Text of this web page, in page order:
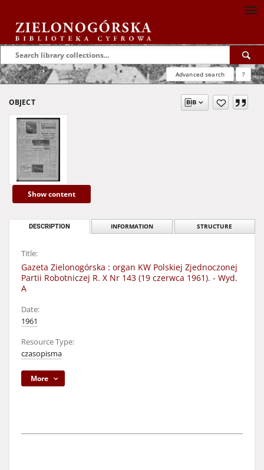
Advanced search ?
OBJECT
Show content
DESCRIPTION INFORMATION STRUCTURE
Title:
Gazeta Zielonogórska : organ KW Polskiej Zjednoczonej
Partii Robotniczej R. X Nr 143 (19 czerwca 1961). - Wyd.
A
Date:
1961
Resource Type:
czasopisma
More